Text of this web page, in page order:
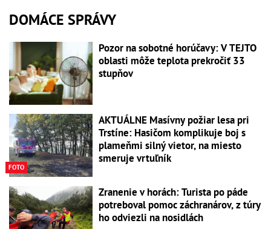
DOMÁCE SPRÁVY
Pozor na sobotné horúčavy: V TEJTO
oblasti môže teplota prekročiť 33
stupňov
FOTO
AKTUÁLNE Masívny požiar lesa pri
Trstíne: Hasičom komplikuje boj s
plameňmi silný vietor, na miesto
smeruje vrtuľník
Zranenie v horách: Turista po páde
potreboval pomoc záchranárov, z túry
ho odviezli na nosidlách